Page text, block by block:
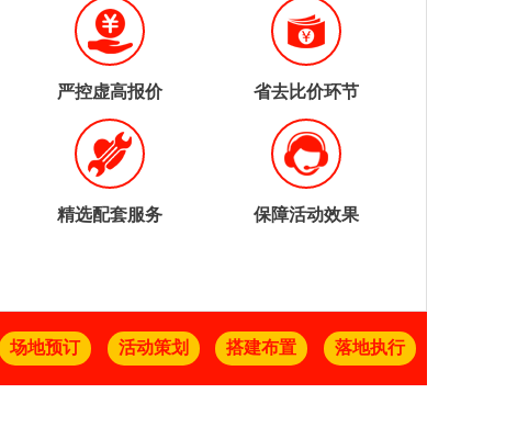
严控虚高报价 省去比价环节
精选配套服务 保障活动效果
场地预订 活动策划 搭建布置 落地执行